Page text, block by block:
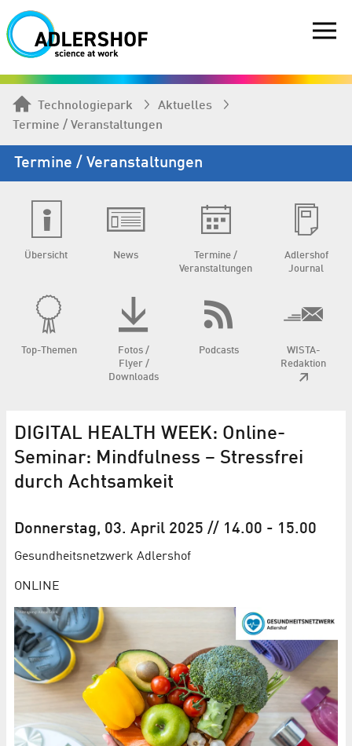
Technologiepark
Aktuelles
Termine / Veranstaltungen
Termine / Veranstaltungen
Übersicht News
Termine /
Veranstaltungen
Adlershof
Journal
Top-Themen
Fotos /
Flyer /
Downloads
Podcasts
WISTA-
Redaktion
DIGITAL HEALTH WEEK: Online-
Seminar: Mindfulness – Stressfrei
durch Achtsamkeit
Donnerstag, 03. April 2025 // 14.00 - 15.00
Gesundheits­netzwerk Adlershof
ONLINE